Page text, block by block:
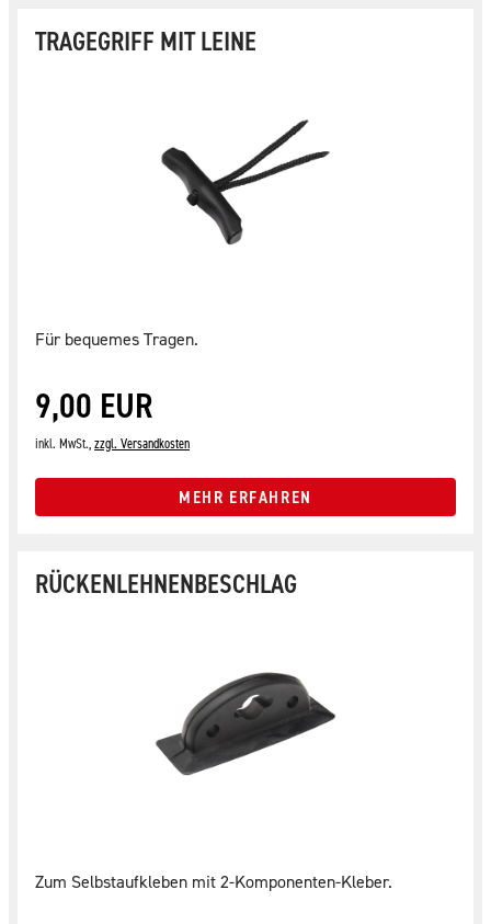
TRAGEGRIFF MIT LEINE
Für bequemes Tragen.
9,00 EUR
inkl. MwSt.,zzgl. Versandkosten
MEHR ERFAHREN
RÜCKENLEHNENBESCHLAG
Zum Selbstaufkleben mit 2-Komponenten-Kleber.